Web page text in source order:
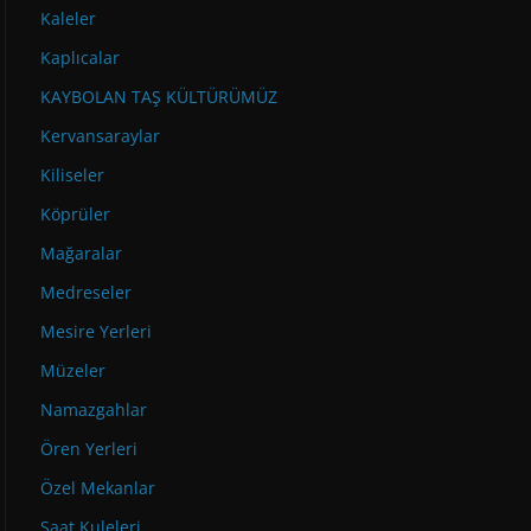
Kaleler
Kaplıcalar
KAYBOLAN TAŞ KÜLTÜRÜMÜZ
Kervansaraylar
Kiliseler
Köprüler
Mağaralar
Medreseler
Mesire Yerleri
Müzeler
Namazgahlar
Ören Yerleri
Özel Mekanlar